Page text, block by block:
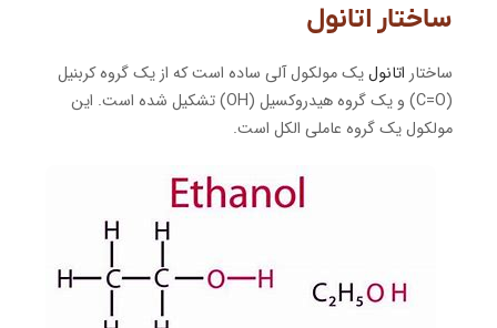
ساختار اتانول
ساختار اتانولیک مولکول آلی ساده است که از یک گروه کربنیل
(C=O) و یک گروه هیدروکسیل (OH) تشکیل شده است. این
مولکول یک گروه عاملی الکل است.